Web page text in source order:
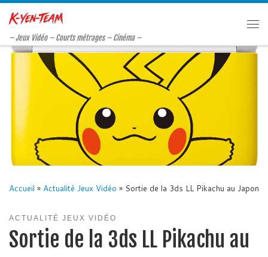
Passer au contenu
– Jeux Vidéo – Courts métrages – Cinéma –
Accueil » Actualité Jeux Vidéo » Sortie de la 3ds LL Pikachu au Japon
ACTUALITÉ JEUX VIDÉO
Sortie de la 3ds LL Pikachu au